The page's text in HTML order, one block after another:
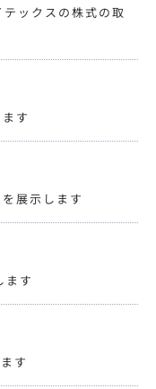
ックスの株式の取
す
展示します
ます
す